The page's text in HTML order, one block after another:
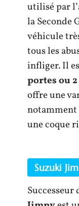
utilisé par
la Seconde
véhicule
tous les
infliger. Il
portes ou
offre une
notamment
une coque
Suzuki
Successeur